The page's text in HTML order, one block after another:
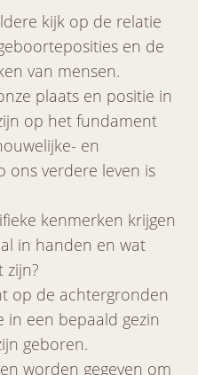
kijk op de relatie
en de
van mensen.
plaats en positie in
op het fundament
en
ons verdere leven is
kenmerken krijgen
in handen en wat
zijn?
op de achtergronden
in een bepaald gezin
geboren.
worden gegeven om